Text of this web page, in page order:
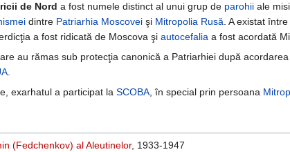
de Nord a fost numele distinct al unui grup de parohii ale
dintre Patriarhia Moscovei şi Mitropolia Rusă. A existat
a fost ridicată de Moscova şi autocefalia a fost acordată
au rămas sub protecţia canonică a Patriarhiei după acordarea
.
exarhatul a participat la SCOBA, în special prin persoana
(Fedchenkov) al Aleutinelor, 1933-1947